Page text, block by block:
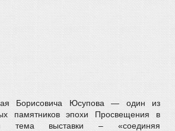
Борисовича Юсупова — один из
памятников эпохи Просвещения в
тема выставки – «соединяя